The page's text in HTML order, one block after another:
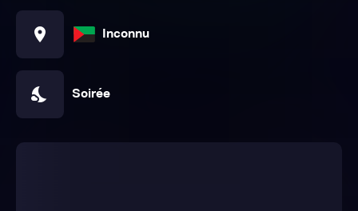
location_on Inconnu
nights_stay Soirée